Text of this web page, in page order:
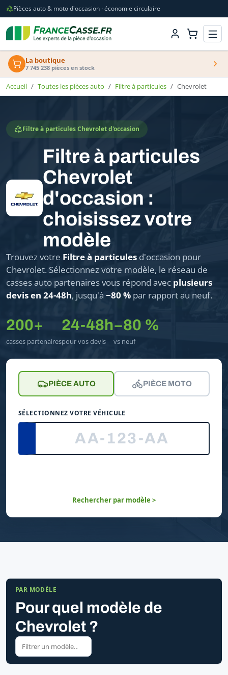
Pièces auto & moto d'occasion · économie circulaire
La boutique
7 745 238 pièces en stock
Accueil Toutes les pièces auto Filtre à particules Chevrolet
Filtre à particules Chevrolet d'occasion
Filtre à particules
Chevrolet
d'occasion :
choisissez votre
modèle
Trouvez votre Filtre à particules d'occasion pour
Chevrolet. Sélectionnez votre modèle, le réseau de
casses auto partenaires vous répond avec plusieurs
devis en 24-48h, jusqu'à −80 % par rapport au neuf.
200+
casses partenaires
24-48h
pour vos devis
−80 %
vs neuf
PIÈCE AUTO PIÈCE MOTO
SÉLECTIONNEZ VOTRE VÉHICULE
Rechercher par modèle >
PAR MODÈLE
Pour quel modèle de
Chevrolet ?